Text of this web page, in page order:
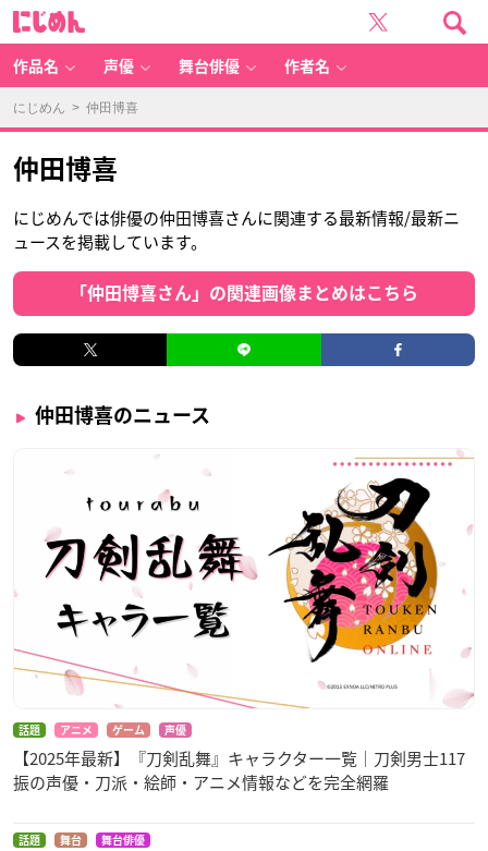
作品名 声優 舞台俳優 作者名
にじめん > 仲田博喜
仲田博喜
にじめんでは俳優の仲田博喜さんに関連する最新情報/最新ニ
ュースを掲載しています。
「仲田博喜さん」の関連画像まとめはこちら
仲田博喜のニュース
話題 アニメ ゲーム 声優
【2025年最新】『刀剣乱舞』キャラクター一覧｜刀剣男士117
振の声優・刀派・絵師・アニメ情報などを完全網羅
話題 舞台 舞台俳優